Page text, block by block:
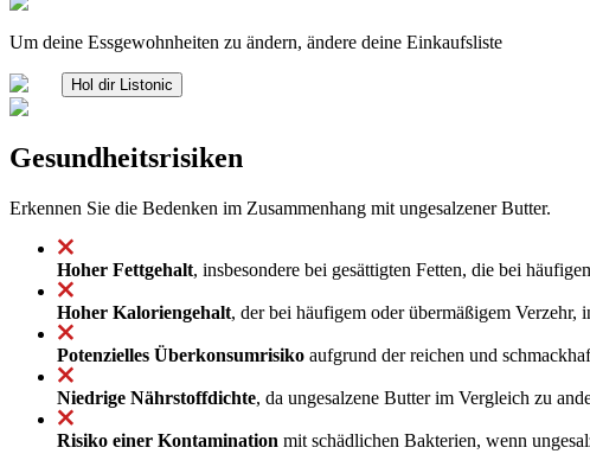
Um deine Essgewohnheiten zu ändern, ändere deine Einkaufsliste
Hol dir Listonic
Gesundheitsrisiken
Erkennen Sie die Bedenken im Zusammenhang mit ungesalzener Butter.
Hoher Fettgehalt, insbesondere bei gesättigten Fetten, die bei
Hoher Kaloriengehalt, der bei häufigem oder übermäßigem
Potenzielles Überkonsumrisiko aufgrund der reichen und
Niedrige Nährstoffdichte, da ungesalzene Butter im Vergleich zu
Risiko einer Kontamination mit schädlichen Bakterien, wenn